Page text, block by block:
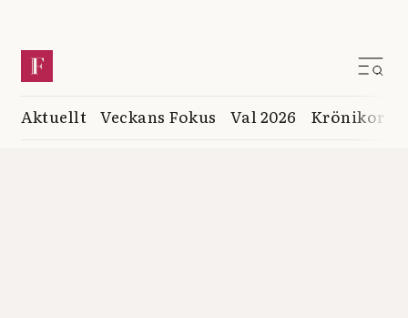
Aktuellt Veckans Fokus Val 2026 Krönikor